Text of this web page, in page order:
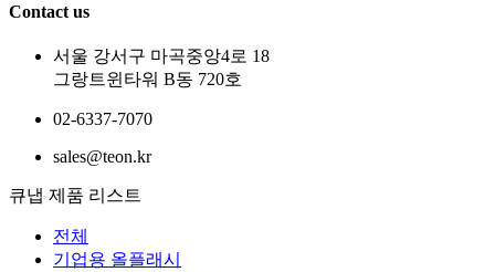
Contact us
서울 강서구 마곡중앙4로 18
그랑트윈타워 B동 720호
02-6337-7070
sales@teon.kr
큐냅 제품 리스트
전체
기업용 올플래시